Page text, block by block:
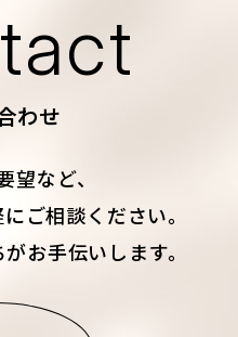
わせ
望など、
ご相談ください。
お手伝いします。